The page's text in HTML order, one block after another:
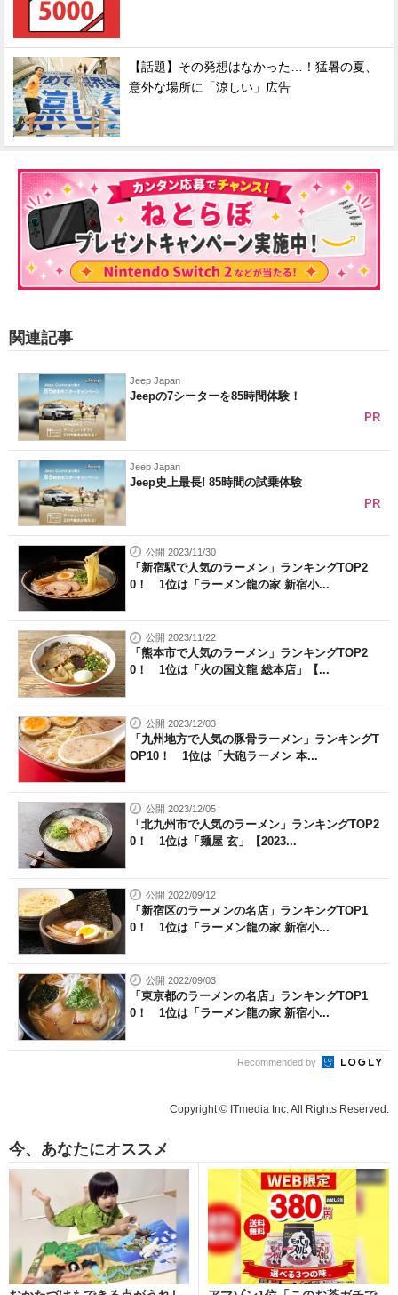
【話題】その発想はなかった…！猛暑の夏、
意外な場所に「涼しい」広告
関連記事
Jeep Japan
Jeepの7シーターを85時間体験！
PR
Jeep Japan
Jeep史上最長! 85時間の試乗体験
PR
公開 2023/11/30
「新宿駅で人気のラーメン」ランキングTOP2
0！ 1位は「ラーメン龍の家 新宿小...
公開 2023/11/22
「熊本市で人気のラーメン」ランキングTOP2
0！ 1位は「火の国文龍 総本店」【...
公開 2023/12/03
「九州地方で人気の豚骨ラーメン」ランキングT
OP10！ 1位は「大砲ラーメン 本...
公開 2023/12/05
「北九州市で人気のラーメン」ランキングTOP2
0！ 1位は「麺屋 玄」【2023...
公開 2022/09/12
「新宿区のラーメンの名店」ランキングTOP1
0！ 1位は「ラーメン龍の家 新宿小...
公開 2022/09/03
「東京都のラーメンの名店」ランキングTOP1
0！ 1位は「ラーメン龍の家 新宿小...
Recommended by
Copyright © ITmedia Inc. All Rights Reserved.
今、あなたにオススメ